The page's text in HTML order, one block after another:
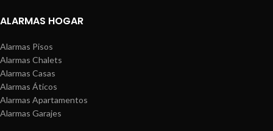
ALARMAS HOGAR
Alarmas Pisos
Alarmas Chalets
Alarmas Casas
Alarmas Áticos
Alarmas Apartamentos
Alarmas Garajes